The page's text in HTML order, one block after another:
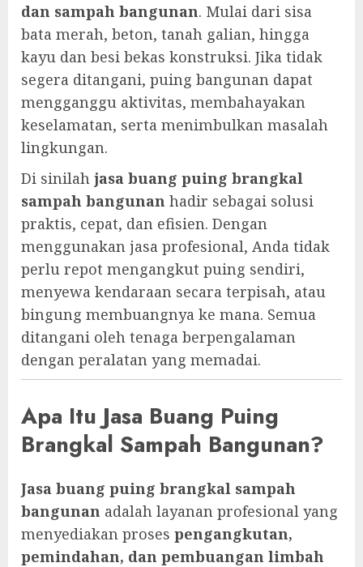
dan sampah bangunan. Mulai dari sisa
bata merah, beton, tanah galian, hingga
kayu dan besi bekas konstruksi. Jika tidak
segera ditangani, puing bangunan dapat
mengganggu aktivitas, membahayakan
keselamatan, serta menimbulkan masalah
lingkungan.
Di sinilah jasa buang puing brangkal
sampah bangunan hadir sebagai solusi
praktis, cepat, dan efisien. Dengan
menggunakan jasa profesional, Anda tidak
perlu repot mengangkut puing sendiri,
menyewa kendaraan secara terpisah, atau
bingung membuangnya ke mana. Semua
ditangani oleh tenaga berpengalaman
dengan peralatan yang memadai.
Apa Itu Jasa Buang Puing
Brangkal Sampah Bangunan?
Jasa buang puing brangkal sampah
bangunan adalah layanan profesional yang
menyediakan proses pengangkutan,
pemindahan, dan pembuangan limbah